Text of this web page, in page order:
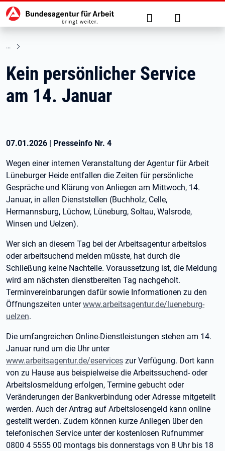
zu den Hauptinhalten springen
Hauptnavigation Suche Anmelden
Kein persönlicher Service
am 14. Januar
07.01.2026 | Presseinfo Nr. 4
Wegen einer internen Veranstaltung der Agentur für Arbeit
Lüneburger Heide entfallen die Zeiten für persönliche
Gespräche und Klärung von Anliegen am Mittwoch, 14.
Januar, in allen Dienststellen (Buchholz, Celle,
Hermannsburg, Lüchow, Lüneburg, Soltau, Walsrode,
Winsen und Uelzen).
Wer sich an diesem Tag bei der Arbeitsagentur arbeitslos
oder arbeitsuchend melden müsste, hat durch die
Schließung keine Nachteile. Voraussetzung ist, die Meldung
wird am nächsten dienstbereiten Tag nachgeholt.
Terminvereinbarungen dafür sowie Informationen zu den
Öffnungszeiten unterwww.arbeitsagentur.de/lueneburg-
uelzen.
Die umfangreichen Online-Dienstleistungen stehen am 14.
Januar rund um die Uhr unter
www.arbeitsagentur.de/eservices zur Verfügung. Dort kann
von zu Hause aus beispielweise die Arbeitssuchend- oder
Arbeitslosmeldung erfolgen, Termine gebucht oder
Veränderungen der Bankverbindung oder Adresse mitgeteilt
werden. Auch der Antrag auf Arbeitslosengeld kann online
gestellt werden. Zudem können kurze Anliegen über den
telefonischen Service unter der kostenlosen Rufnummer
0800 4 5555 00 montags bis donnerstags von 8 Uhr bis 18